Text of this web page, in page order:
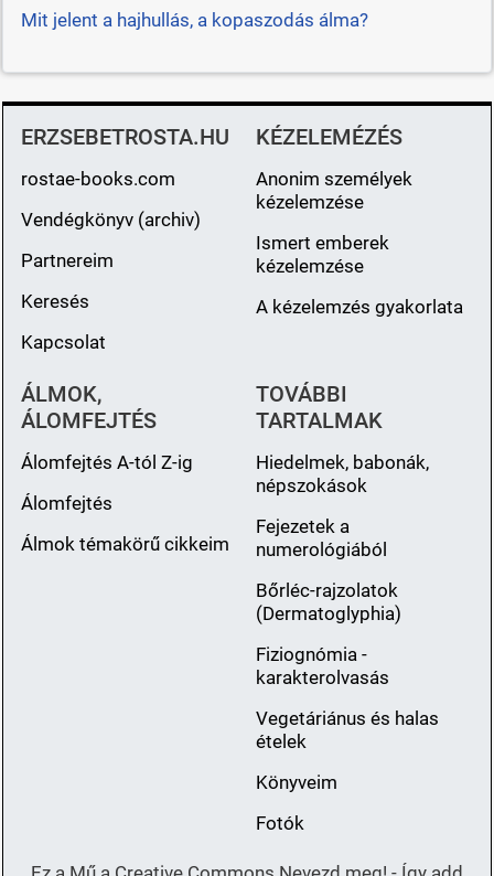
Mit jelent a hajhullás, a kopaszodás álma?
ERZSEBETROSTA.HU
rostae-books.com
Vendégkönyv (archiv)
Partnereim
Keresés
Kapcsolat
KÉZELEMÉZÉS
Anonim személyek
kézelemzése
Ismert emberek
kézelemzése
A kézelemzés gyakorlata
ÁLMOK,
ÁLOMFEJTÉS
Álomfejtés A-tól Z-ig
Álomfejtés
Álmok témakörű cikkeim
TOVÁBBI
TARTALMAK
Hiedelmek, babonák,
népszokások
Fejezetek a
numerológiából
Bőrléc-rajzolatok
(Dermatoglyphia)
Fiziognómia -
karakterolvasás
Vegetáriánus és halas
ételek
Könyveim
Fotók